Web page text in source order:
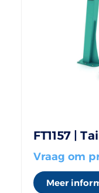
FT1157 |
Vraag om
Meer